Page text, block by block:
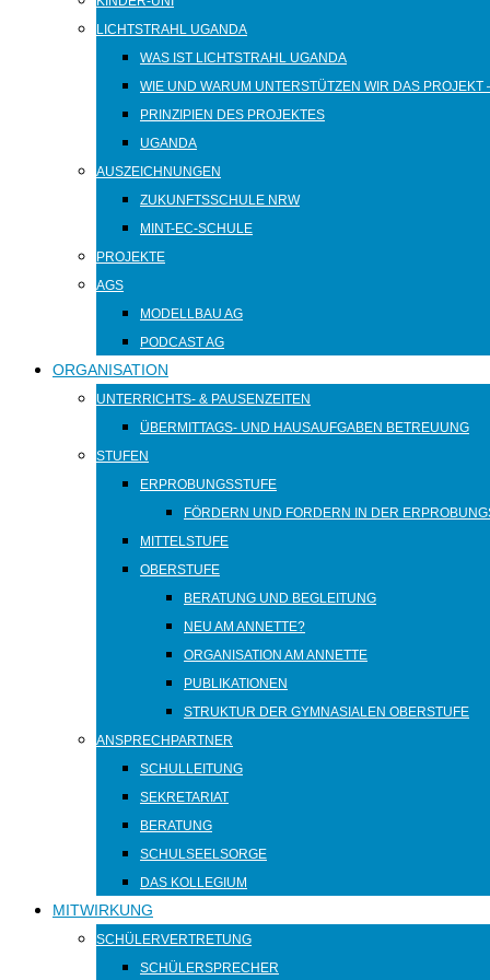
LICHTSTRAHL UGANDA
WAS IST LICHTSTRAHL UGANDA
WIE UND WARUM UNTERSTÜTZEN WIR DAS PROJEKT
PRINZIPIEN DES PROJEKTES
UGANDA
AUSZEICHNUNGEN
ZUKUNFTSSCHULE NRW
MINT-EC-SCHULE
PROJEKTE
AGS
MODELLBAU AG
PODCAST AG
ORGANISATION
UNTERRICHTS- & PAUSENZEITEN
ÜBERMITTAGS- UND HAUSAUFGABEN BETREUUNG
STUFEN
ERPROBUNGSSTUFE
FÖRDERN UND FORDERN IN DER
MITTELSTUFE
OBERSTUFE
BERATUNG UND BEGLEITUNG
NEU AM ANNETTE?
ORGANISATION AM ANNETTE
PUBLIKATIONEN
STRUKTUR DER GYMNASIALEN OBERSTUFE
ANSPRECHPARTNER
SCHULLEITUNG
SEKRETARIAT
BERATUNG
SCHULSEELSORGE
DAS KOLLEGIUM
MITWIRKUNG
SCHÜLERVERTRETUNG
SCHÜLERSPRECHER